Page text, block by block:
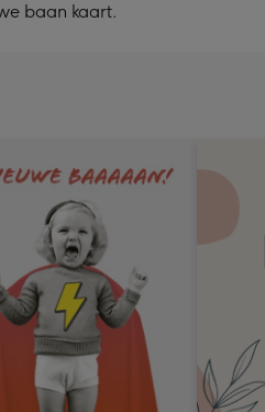
baan kaart.